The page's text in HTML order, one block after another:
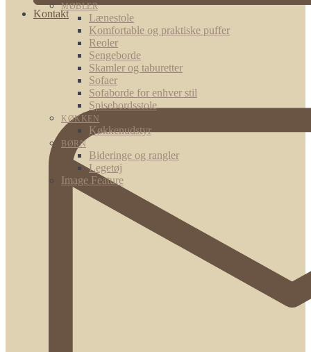
Kontakt
MØBLER
Lænestole
Komfortable og praktiske puffer
Reoler
Sengeborde
Skamler og taburetter
Sofaer
Sofaborde for enhver stil
Spisebordsstole
KØKKEN
Køkkenudstyr
BØRN
Bideringe og rangler
Legetøj
Image Feature